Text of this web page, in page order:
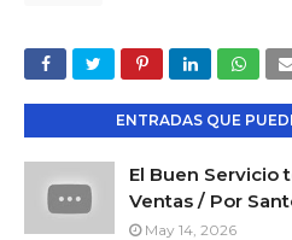
ENTRADAS QUE
El Buen Servicio
Ventas / Por
May 14, 2026